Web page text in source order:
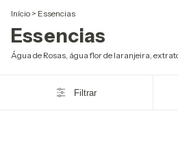
Início > Essencias
Essencias
Água de Rosas, água flor de laranjeira,
Filtrar